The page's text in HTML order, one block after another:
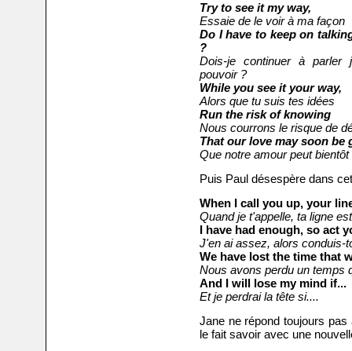
Try to see it my way,
Essaie de le voir à ma façon
Do I have to keep on
?
Dois-je continuer à parler
pouvoir ?
While you see it your way,
Alors que tu suis tes idées
Run the risk of knowing
Nous courrons le risque de
That our love may soon be
Que notre amour peut
Puis Paul désespère dans
When I call you up, your
Quand je t'appelle, ta ligne
I have had enough, so act
J'en ai assez, alors conduis-
We have lost the time that
Nous avons perdu un temps
And I will lose my mind if...
Et je perdrai la tête si....
Jane ne répond toujours
le fait savoir avec une